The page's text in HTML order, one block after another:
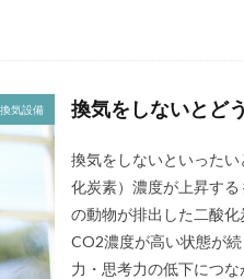
換気設備 換気をしないとど
換気をしないといった
化炭素）濃度が上昇す
の動物が排出した二酸化
CO2濃度が高い状態が
力・思考力の低下につな